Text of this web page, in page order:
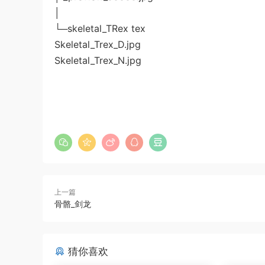
└─skeletal_TRex tex
Skeletal_Trex_D.jpg
Skeletal_Trex_N.jpg
上一篇
骨骼_剑龙
猜你喜欢